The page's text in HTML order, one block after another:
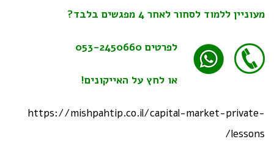
מעוניין ללמוד לסחור לאחר 4 מפגשים בלבד?
לפרטים
או לחץ על האייקונים!
https://mishpahtip.co.il/capital-market-private-
lessons/